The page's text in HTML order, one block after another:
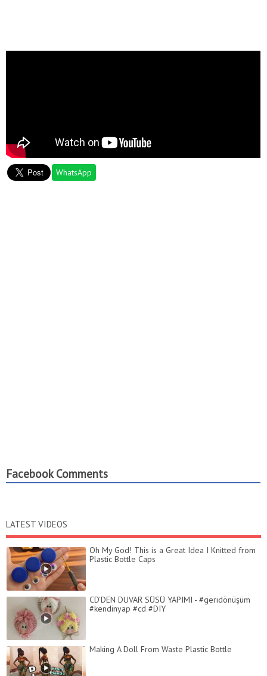
WhatsApp
Facebook Comments
LATEST VIDEOS
Oh My God! This is a Great Idea I Knitted from
Plastic Bottle Caps
CD'DEN DUVAR SÜSÜ YAPIMI - #geridönüşüm
#kendinyap #cd #DIY
Making A Doll From Waste Plastic Bottle